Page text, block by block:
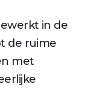
in de
de ruime
met